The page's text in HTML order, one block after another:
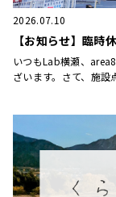
2026.07.10
【お知らせ】臨時
いつもLab横瀬、
ざいます。さて、施